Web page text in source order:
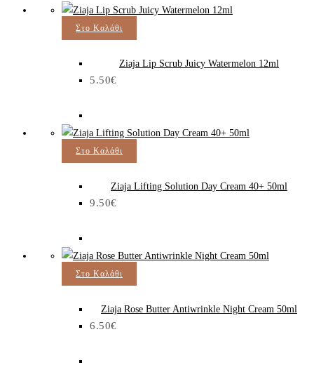
Στο Καλάθι
Ziaja Lip Scrub Juicy Watermelon 12ml
5.50€
Στο Καλάθι
Ziaja Lifting Solution Day Cream 40+ 50ml
9.50€
Στο Καλάθι
Ziaja Rose Butter Antiwrinkle Night Cream 50ml
6.50€